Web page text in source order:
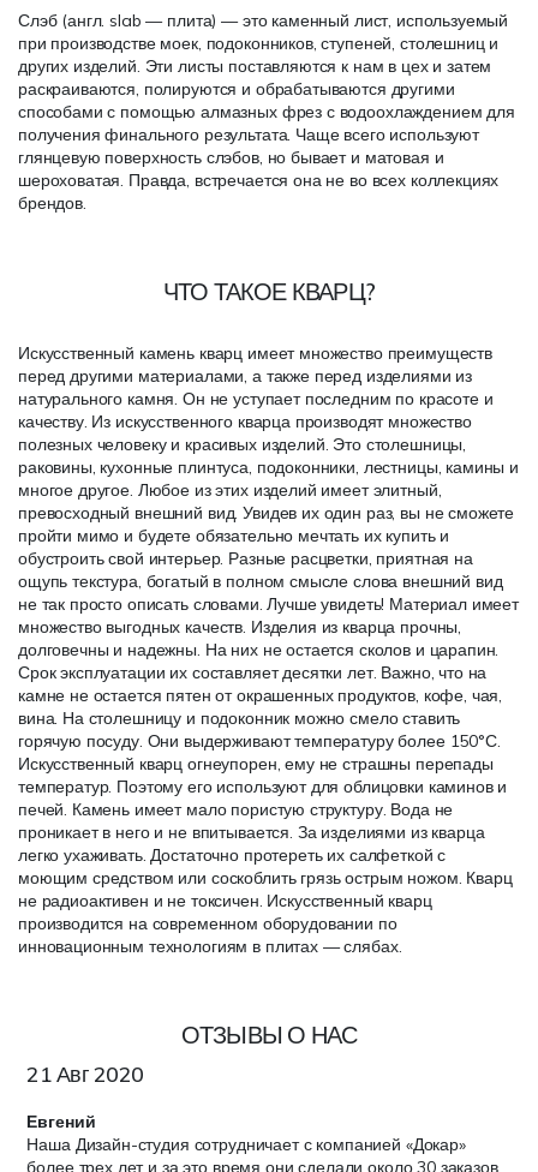
Слэб (англ. slab — плита) — это каменный лист, используемый
при производстве моек, подоконников, ступеней, столешниц и
других изделий. Эти листы поставляются к нам в цех и затем
раскраиваются, полируются и обрабатываются другими
способами с помощью алмазных фрез с водоохлаждением для
получения финального результата. Чаще всего используют
глянцевую поверхность слэбов, но бывает и матовая и
шероховатая. Правда, встречается она не во всех коллекциях
брендов.
ЧТО ТАКОЕ КВАРЦ?
Искусственный камень кварц имеет множество преимуществ
перед другими материалами, а также перед изделиями из
натурального камня. Он не уступает последним по красоте и
качеству. Из искусственного кварца производят множество
полезных человеку и красивых изделий. Это столешницы,
раковины, кухонные плинтуса, подоконники, лестницы, камины и
многое другое. Любое из этих изделий имеет элитный,
превосходный внешний вид. Увидев их один раз, вы не сможете
пройти мимо и будете обязательно мечтать их купить и
обустроить свой интерьер. Разные расцветки, приятная на
ощупь текстура, богатый в полном смысле слова внешний вид
не так просто описать словами. Лучше увидеть! Материал имеет
множество выгодных качеств. Изделия из кварца прочны,
долговечны и надежны. На них не остается сколов и царапин.
Срок эксплуатации их составляет десятки лет. Важно, что на
камне не остается пятен от окрашенных продуктов, кофе, чая,
вина. На столешницу и подоконник можно смело ставить
горячую посуду. Они выдерживают температуру более 150°С.
Искусственный кварц огнеупорен, ему не страшны перепады
температур. Поэтому его используют для облицовки каминов и
печей. Камень имеет мало пористую структуру. Вода не
проникает в него и не впитывается. За изделиями из кварца
легко ухаживать. Достаточно протереть их салфеткой с
моющим средством или соскоблить грязь острым ножом. Кварц
не радиоактивен и не токсичен. Искусственный кварц
производится на современном оборудовании по
инновационным технологиям в плитах — слябах.
ОТЗЫВЫ О НАС
21 Авг 2020
Евгений
Наша Дизайн-студия сотрудничает с компанией «Докар»
более трех лет и за это время они сделали около 30 заказов